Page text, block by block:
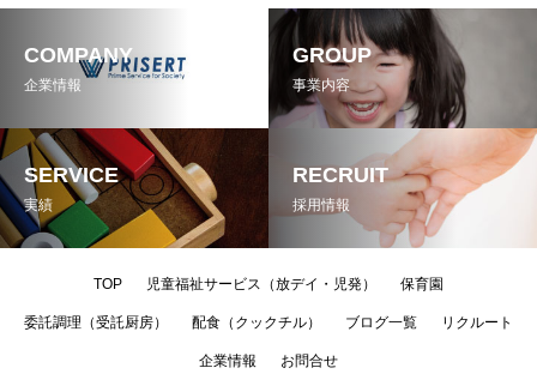
COMPANY
企業情報
GROUP
事業内容
SERVICE
実績
RECRUIT
採用情報
TOP 児童福祉サービス（放デイ・児発） 保育園
委託調理（受託厨房） 配食（クックチル） ブログ一覧 リクルート
企業情報 お問合せ